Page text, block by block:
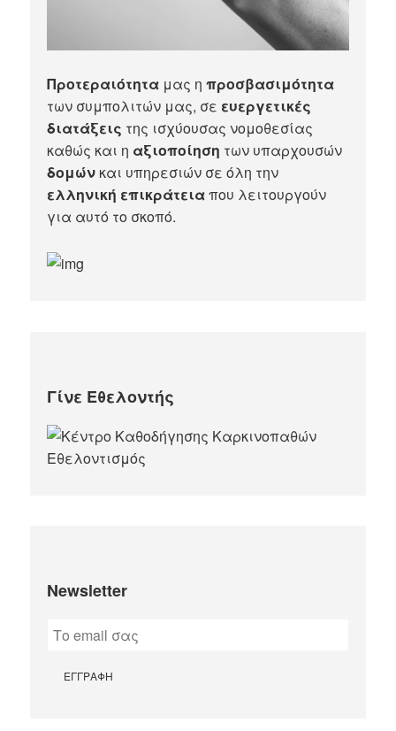
Προτεραιότητα μας ηπροσβασιμότητα
των συμπολιτών μας, σε ευεργετικές
διατάξεις της ισχύουσας νομοθεσίας
καθώς και η αξιοποίηση των υπαρχουσών
δομών και υπηρεσιών σε όλη την
ελληνική επικράτειαπου λειτουργούν
για αυτό το σκοπό.​
Γίνε Εθελοντής
Newsletter